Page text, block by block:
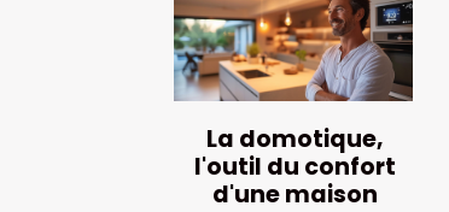
La domotique,
l'outil du confort
d'une maison